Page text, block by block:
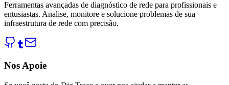
Ferramentas avançadas de diagnóstico de rede para profissionais e
entusiastas. Analise, monitore e solucione problemas de sua
infraestrutura de rede com precisão.
Nos Apoie